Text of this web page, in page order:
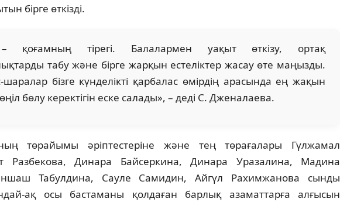
бірге өткізді.
қоғамның тірегі. Балалармен уақыт өткізу, ортақ
табу және бірге жарқын естеліктер жасау өте маңызды.
бізге күнделікті қарбалас өмірдің арасында ең жақын
бөлу керектігін еске салады», – деді С. Дженалаева.
төрайымы әріптестеріне және тең төрағалары Гүлжамал
Разбекова, Динара Байсеркина, Динара Уразалина, Мадина
Табулдина, Сауле Самидин, Айгүл Рахимжанова сынды
ақ осы бастаманы қолдаған барлық азаматтарға алғысын